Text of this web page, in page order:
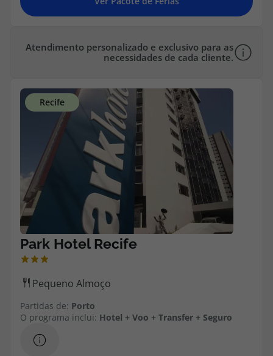
Atendimento personalizado e exclusivo para as
necessidades de cada cliente.
Partidas de: Porto
O programa inclui: Hotel + Voo + Transfer + Seguro